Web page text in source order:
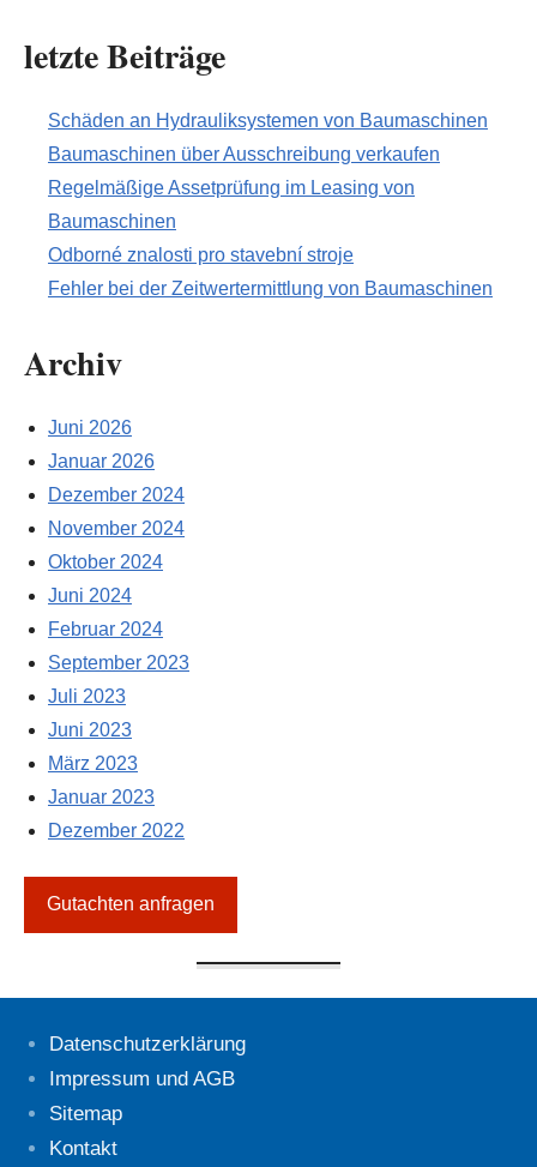
letzte Beiträge
Schäden an Hydrauliksystemen von Baumaschinen
Baumaschinen über Ausschreibung verkaufen
Regelmäßige Assetprüfung im Leasing von
Baumaschinen
Odborné znalosti pro stavební stroje
Fehler bei der Zeitwertermittlung von Baumaschinen
Archiv
Juni 2026
Januar 2026
Dezember 2024
November 2024
Oktober 2024
Juni 2024
Februar 2024
September 2023
Juli 2023
Juni 2023
März 2023
Januar 2023
Dezember 2022
Gutachten anfragen
Datenschutzerklärung
Impressum und AGB
Sitemap
Kontakt